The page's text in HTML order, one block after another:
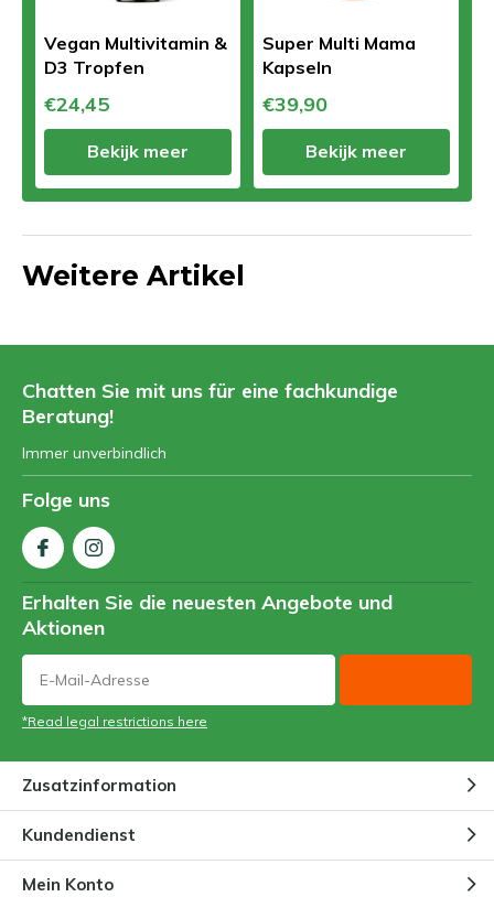
Vegan Multivitamin &
D3 Tropfen
€24,45
Bekijk meer
Super Multi Mama
Kapseln
€39,90
Bekijk meer
Weitere Artikel
Chatten Sie mit uns für eine fachkundige
Beratung!
Immer unverbindlich
Folge uns
Erhalten Sie die neuesten Angebote und
Aktionen
*Read legal restrictions here
Zusatzinformation
Kundendienst
Mein Konto